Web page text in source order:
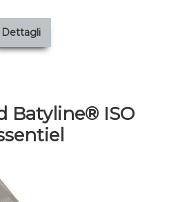
Dettagli
Batyline® ISO